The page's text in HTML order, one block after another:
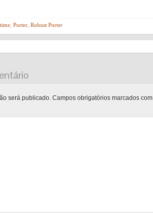
Porter Robust Porter
será publicado. Campos obrigatórios marcados com